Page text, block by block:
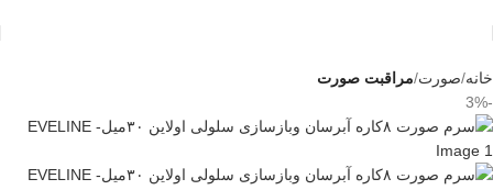
خانه صورت مراقبت صورت
-3%